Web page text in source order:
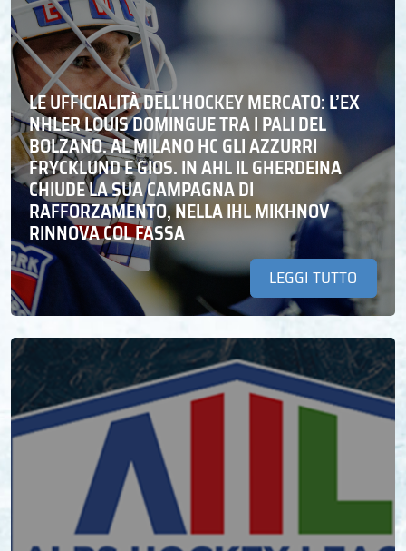
LE UFFICIALITÀ DELL’HOCKEY MERCATO: L’EX
NHLER LOUIS DOMINGUE TRA I PALI DEL
BOLZANO. AL MILANO HC GLI AZZURRI
FRYCKLUND E GIOS. IN AHL IL GHERDEINA
CHIUDE LA SUA CAMPAGNA DI
RAFFORZAMENTO, NELLA IHL MIKHNOV
RINNOVA COL FASSA
LEGGI TUTTO